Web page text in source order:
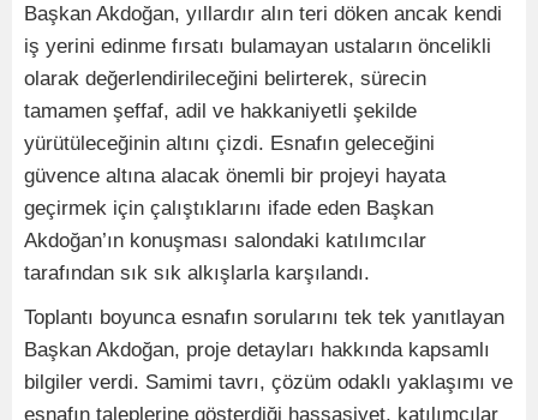
Başkan Akdoğan, yıllardır alın teri döken ancak kendi
iş yerini edinme fırsatı bulamayan ustaların öncelikli
olarak değerlendirileceğini belirterek, sürecin
tamamen şeffaf, adil ve hakkaniyetli şekilde
yürütüleceğinin altını çizdi. Esnafın geleceğini
güvence altına alacak önemli bir projeyi hayata
geçirmek için çalıştıklarını ifade eden Başkan
Akdoğan’ın konuşması salondaki katılımcılar
tarafından sık sık alkışlarla karşılandı.
Toplantı boyunca esnafın sorularını tek tek yanıtlayan
Başkan Akdoğan, proje detayları hakkında kapsamlı
bilgiler verdi. Samimi tavrı, çözüm odaklı yaklaşımı ve
esnafın taleplerine gösterdiği hassasiyet, katılımcılar